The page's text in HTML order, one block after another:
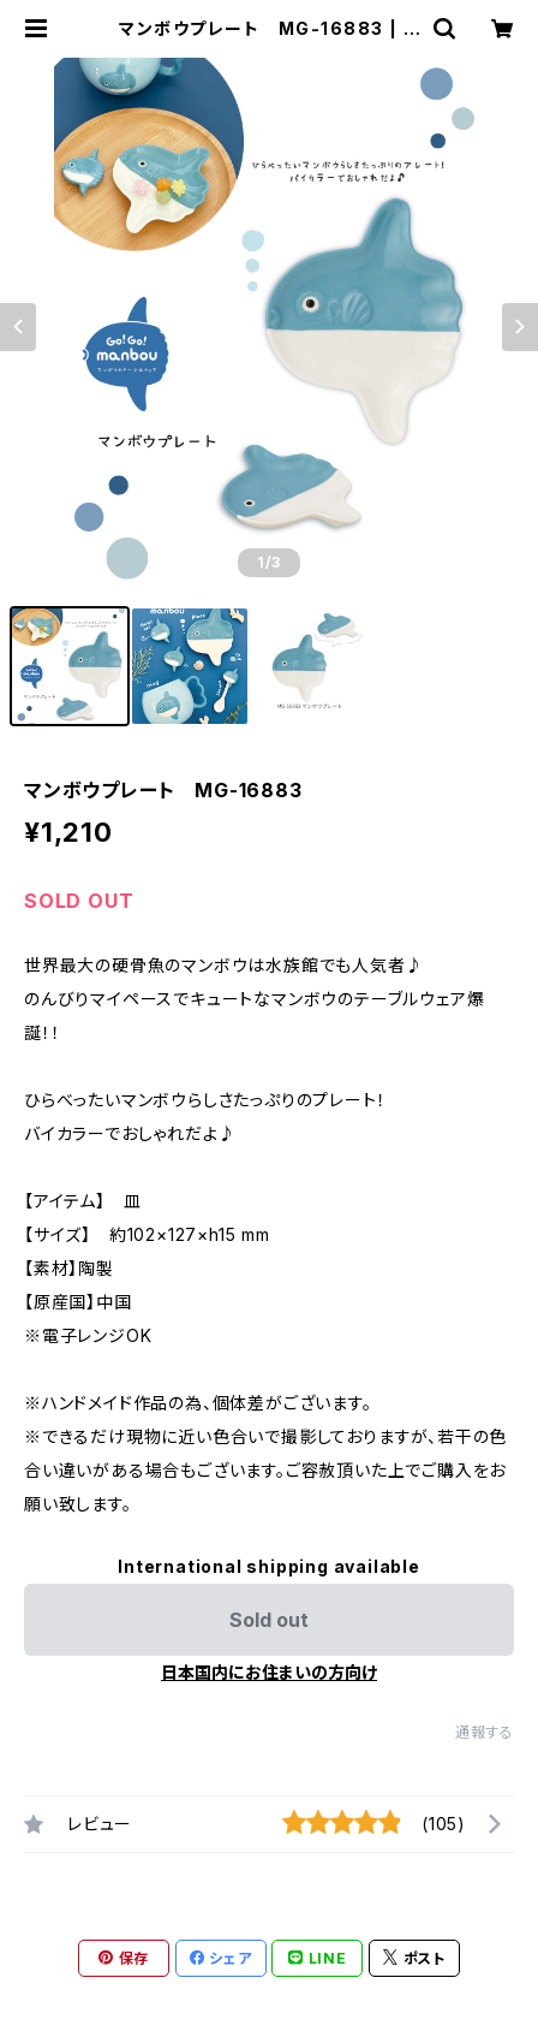
マンボウプレート MG-16883 | D
1 /3
マンボウプレート MG-16883
¥1,210
SOLD OUT
世界最大の硬骨魚のマンボウは水族館でも人気者♪
のんびりマイペースでキュートなマンボウのテーブルウェア爆
誕！！
ひらべったいマンボウらしさたっぷりのプレート！
バイカラーでおしゃれだよ♪
【アイテム】 皿
【サイズ】 約102×127×h15 mm
【素材】陶製
【原産国】中国
※電子レンジOK
※ハンドメイド作品の為、個体差がございます。
※できるだけ現物に近い色合いで撮影しておりますが、若干の色
合い違いがある場合もございます。ご容赦頂いた上でご購入をお
願い致します。
International shipping available
Sold out
日本国内にお住まいの方向け
通報する
レビュー (105)
保存 シェア LINE ポスト